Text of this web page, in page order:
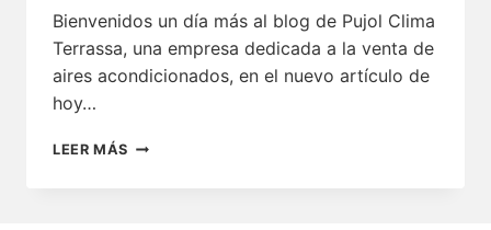
Bienvenidos un día más al blog de Pujol Clima
Terrassa, una empresa dedicada a la venta de
aires acondicionados, en el nuevo artículo de
hoy…
LEER MÁS DESINFECTAR